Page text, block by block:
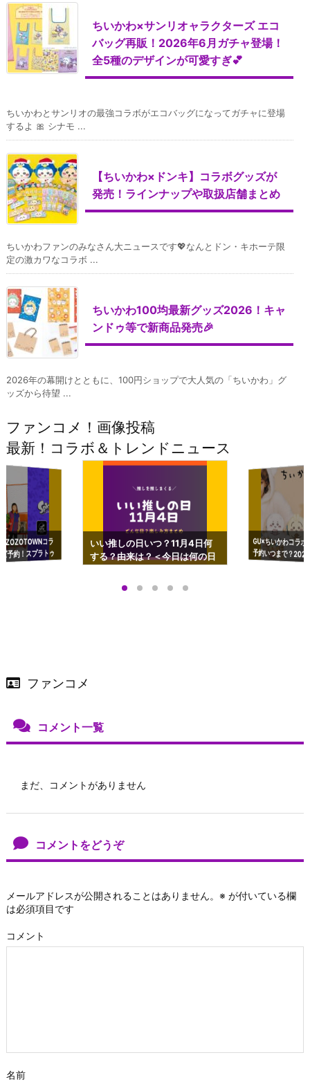
ちいかわ×サンリオャラクターズ エコ
バッグ再販！2026年6月ガチャ登場！
全5種のデザインが可愛すぎ💕
ちいかわとサンリオの最強コラボがエコバッグになってガチャに登場
するよ 🎀 シナモ ...
【ちいかわ×ドンキ】コラボグッズが
発売！ラインナップや取扱店舗まとめ
ちいかわファンのみなさん大ニュースです💖なんとドン・キホーテ限
定の激カワなコラボ ...
ちいかわ100均最新グッズ2026！キャ
ンドゥ等で新商品発売🎉
2026年の幕開けとともに、100円ショップで大人気の「ちいかわ」グ
ッズから待望 ...
ファンコメ！画像投稿
最新！コラボ＆トレンドニュース
コラ
予約！スプラトゥ
ップも渋谷Hz
いい推しの日いつ？11月4日何
する？由来は？＜今日は何の日
GU×ちいかわコラ
予約いつまで？
ーチやショルダー
ファンコメ
コメント一覧
まだ、コメントがありません
コメントをどうぞ
メールアドレスが公開されることはありません。 ※ が付いている欄
は必須項目です
コメント
名前